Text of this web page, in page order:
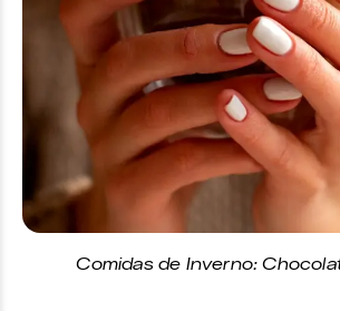
Comidas de Inverno: